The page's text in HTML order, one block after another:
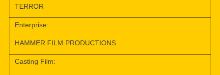
TERROR
Enterprise:
HAMMER FILM PRODUCTIONS
Casting Film: